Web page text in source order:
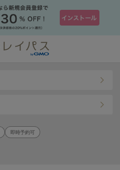
即時予約可